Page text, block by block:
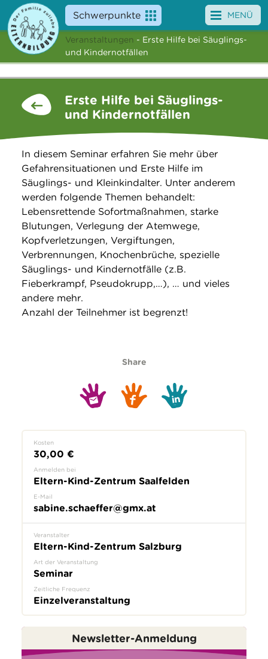
Schwerpunkte
Angebote
News
Über uns
Suche
MENÜ
Veranstaltungen - Erste Hilfe bei Säuglings-
und Kindernotfällen
Erste Hilfe bei Säuglings-
und Kindernotfällen
In diesem Seminar erfahren Sie mehr über
Gefahrensituationen und Erste Hilfe im
Säuglings- und Kleinkindalter. Unter anderem
werden folgende Themen behandelt:
Lebensrettende Sofortmaßnahmen, starke
Blutungen, Verlegung der Atemwege,
Kopfverletzungen, Vergiftungen,
Verbrennungen, Knochenbrüche, spezielle
Säuglings- und Kindernotfälle (z.B.
Fieberkrampf, Pseudokrupp,…), … und vieles
andere mehr.
Anzahl der Teilnehmer ist begrenzt!
Share
Kosten
30,00 €
Anmelden bei
Eltern-Kind-Zentrum Saalfelden
E-Mail
sabine.schaeffer@gmx.at
Veranstalter
Eltern-Kind-Zentrum Salzburg
Art der Veranstaltung
Seminar
Zeitliche Frequenz
Einzelveranstaltung
Newsletter-Anmeldung